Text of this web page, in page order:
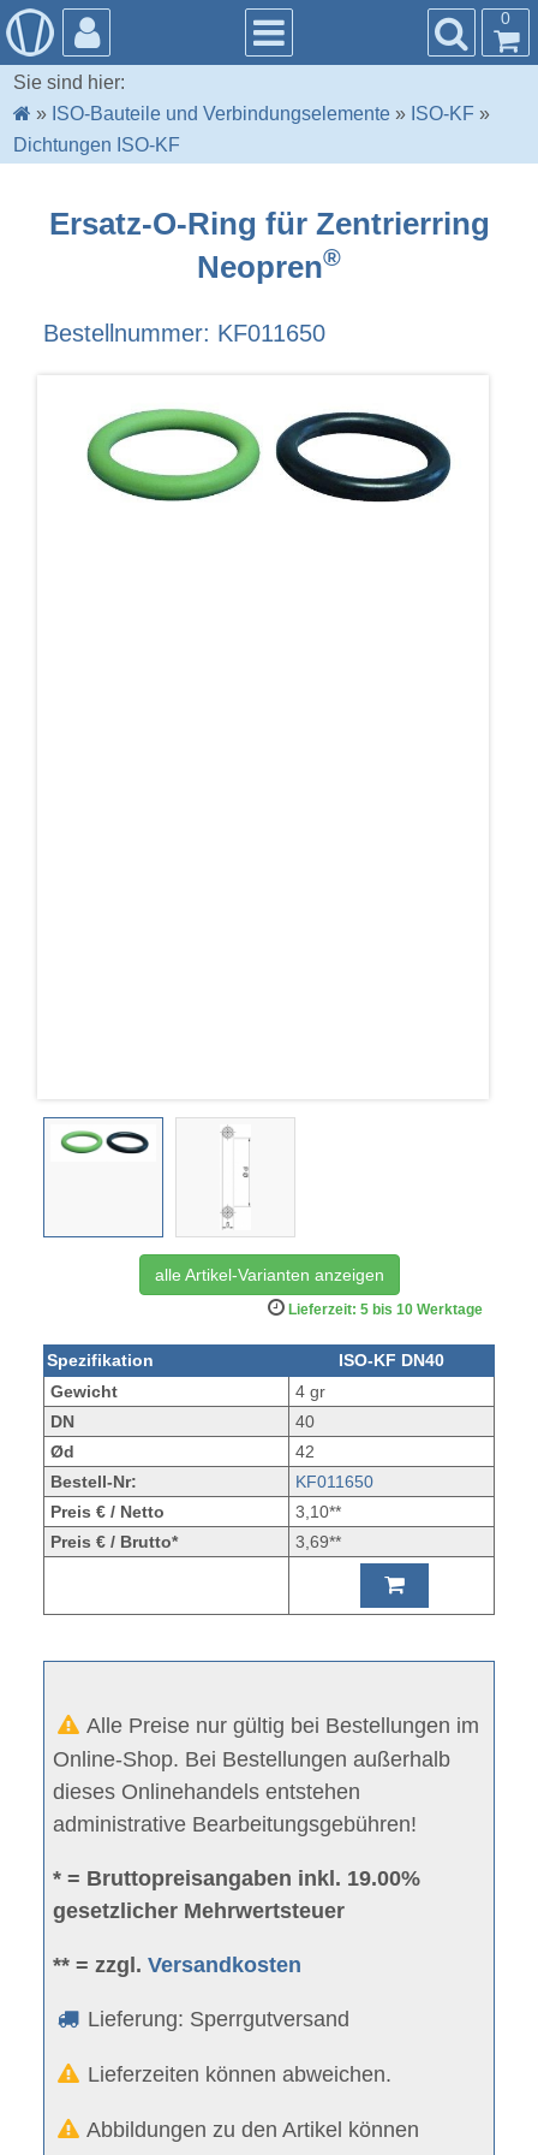
0
Sie sind hier:
» ISO-Bauteile und Verbindungselemente » ISO-KF »
Dichtungen ISO-KF
Ersatz-O-Ring für Zentrierring
Neopren®
Bestellnummer: KF011650
alle Artikel-Varianten anzeigen
Lieferzeit: 5 bis 10 Werktage
Spezifikation
ISO-KF DN40
Gewicht
4 gr
DN
40
Ød
42
Bestell-Nr:
KF011650
Preis € / Netto
3,10**
Preis € / Brutto*
3,69**
Alle Preise nur gültig bei Bestellungen im
Online-Shop. Bei Bestellungen außerhalb
dieses Onlinehandels entstehen
administrative Bearbeitungsgebühren!
* = Bruttopreisangaben inkl. 19.00%
gesetzlicher Mehrwertsteuer
** = zzgl.Versandkosten
Lieferung: Sperrgutversand
Lieferzeiten können abweichen.
Abbildungen zu den Artikel können